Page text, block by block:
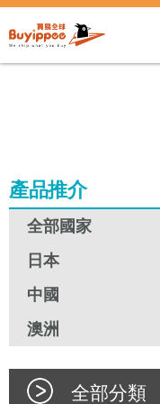
產品推介
全部國家
日本
中國
澳洲
全部分類